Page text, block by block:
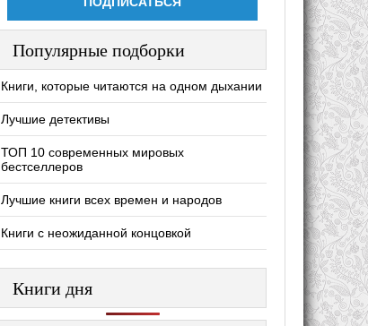
Популярные подборки
Книги, которые читаются на одном дыхании
Лучшие детективы
ТОП 10 современных мировых
бестселлеров
Лучшие книги всех времен и народов
Книги с неожиданной концовкой
Книги дня